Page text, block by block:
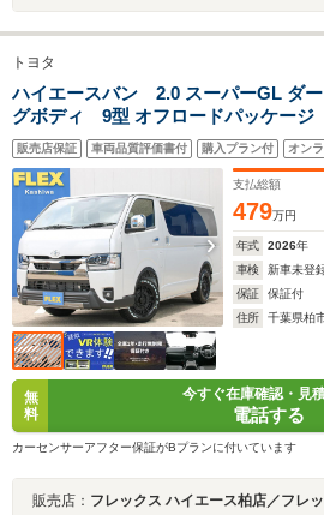
トヨタ
ハイエースバン 2.0 スーパーGL ダ
グボディ 9型 オフロードパッケージ
販売店保証 車両品質評価書付 購入プラン付 オン
支払総額
479万円
年式 2026年
車検
新車未登
保証
保証付
住所
千葉県柏
無
料
今すぐ在庫確認・見
電話する
カーセンサーアフター保証がBプランに付いています
販売店： フレックス ハイエース柏店／フレ